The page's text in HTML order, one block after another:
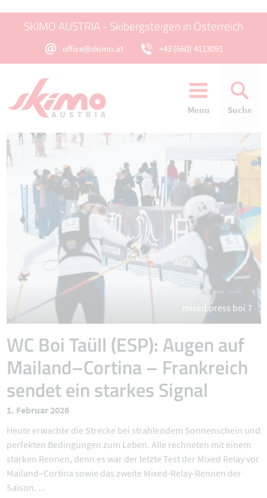
SKIMO AUSTRIA - Skibergsteigen in Österreich
office@skimo.at +43 (660) 4113091
Menu Suche
mixed press boi 7
WC Boi Taüll (ESP): Augen auf
Mailand–Cortina – Frankreich
sendet ein starkes Signal
1. Februar 2026
Heute erwachte die Strecke bei strahlendem Sonnenschein und
perfekten Bedingungen zum Leben. Alle rechneten mit einem
starken Rennen, denn es war der letzte Test der Mixed Relay vor
Mailand–Cortina sowie das zweite Mixed-Relay-Rennen der
Saison. ...